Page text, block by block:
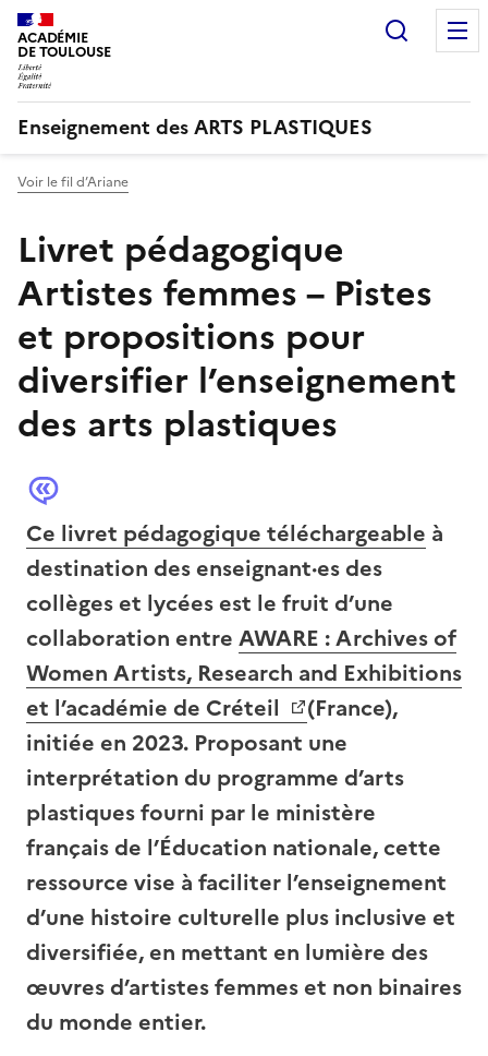
ACADÉMIE
DE TOULOUSE
Enseignement des ARTS PLASTIQUES
Voir le fil d’Ariane
Livret pédagogique
Artistes femmes – Pistes
et propositions pour
diversifier l’enseignement
des arts plastiques
Ce livret pédagogique téléchargeable à
destination des enseignant·es des
collèges et lycées est le fruit d’une
collaboration entre AWARE : Archives of
Women Artists, Research and Exhibitions
et l’académie de Créteil
(France),
initiée en 2023. Proposant une
interprétation du programme d’arts
plastiques fourni par le ministère
français de l’Éducation nationale, cette
ressource vise à faciliter l’enseignement
d’une histoire culturelle plus inclusive et
diversifiée, en mettant en lumière des
œuvres d’artistes femmes et non binaires
du monde entier.